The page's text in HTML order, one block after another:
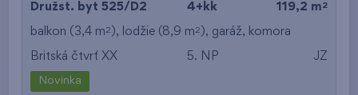
Družst. byt 525/D2 4+kk 119,2 m 2
balkon (3,4 m2 ), lodžie (8,9 m2 ), garáž, komora
Britská čtvrť XX 5. NP JZ
Novinka